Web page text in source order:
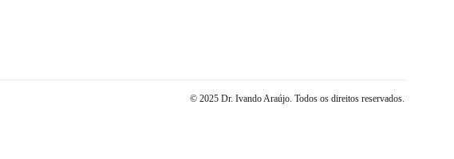
© 2025 Dr. Ivando Araújo. Todos os direitos reservados.